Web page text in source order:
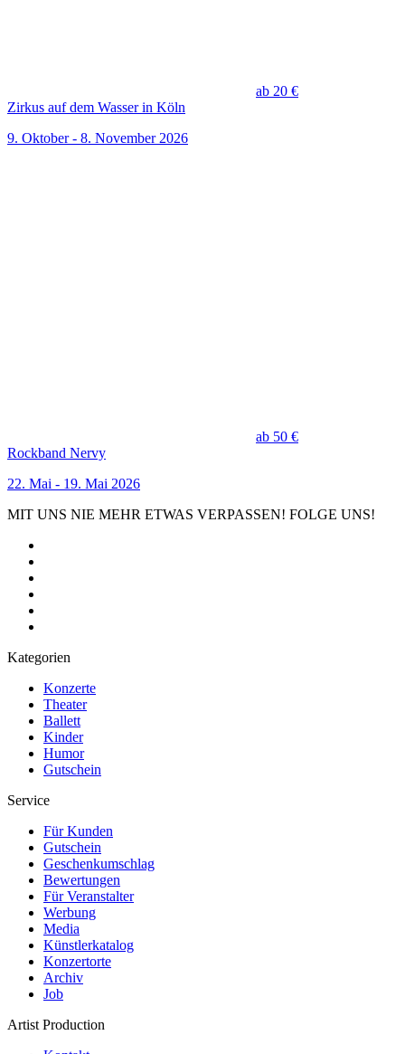
ab 20 €
Zirkus auf dem Wasser in Köln
9. Oktober - 8. November 2026
ab 50 €
Rockband Nervy
22. Mai - 19. Mai 2026
MIT UNS NIE MEHR ETWAS VERPASSEN! FOLGE UNS!
Kategorien
Konzerte
Theater
Ballett
Kinder
Humor
Gutschein
Service
Für Kunden
Gutschein
Geschenkumschlag
Bewertungen
Für Veranstalter
Werbung
Media
Künstlerkatalog
Konzertorte
Archiv
Job
Artist Production